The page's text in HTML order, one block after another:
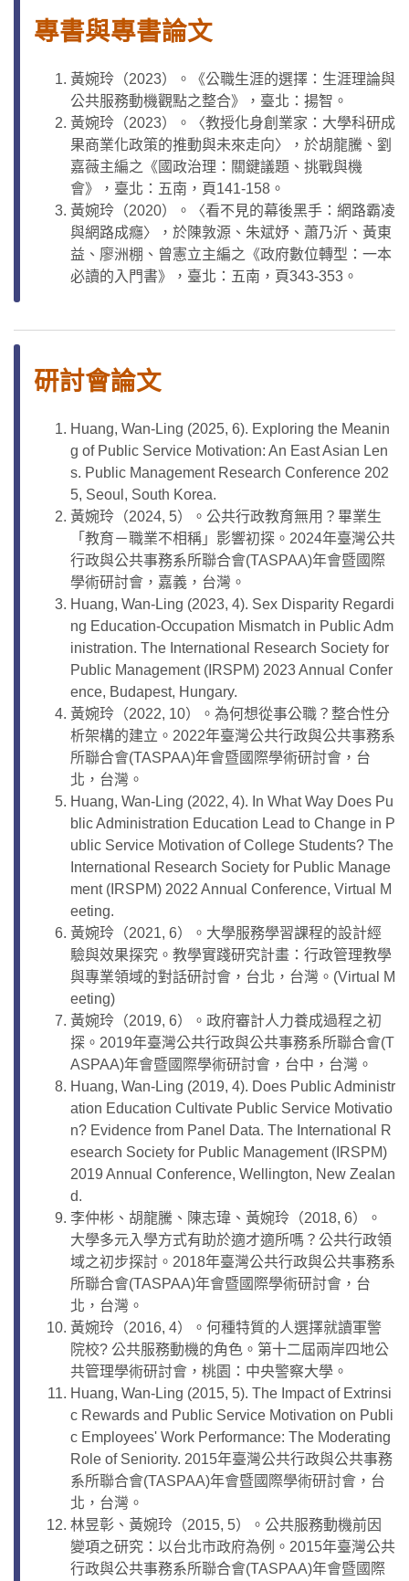
專書與專書論文
黃婉玲（2023）。《公職生涯的選擇：生涯理論與
公共服務動機觀點之整合》，臺北：揚智。
黃婉玲（2023）。〈教授化身創業家：大學科研成
果商業化政策的推動與未來走向〉，於胡龍騰、劉
嘉薇主編之《國政治理：關鍵議題、挑戰與機
會》，臺北：五南，頁141-158。
黃婉玲（2020）。〈看不見的幕後黑手：網路霸凌
與網路成癮〉，於陳敦源、朱斌妤、蕭乃沂、黃東
益、廖洲棚、曾憲立主編之《政府數位轉型：一本
必讀的入門書》，臺北：五南，頁343-353。
研討會論文
Huang, Wan-Ling (2025, 6). Exploring the Meanin
g of Public Service Motivation: An East Asian Len
s. Public Management Research Conference 202
5, Seoul, South Korea.
黃婉玲（2024, 5）。公共行政教育無用？畢業生
「教育－職業不相稱」影響初探。2024年臺灣公共
行政與公共事務系所聯合會(TASPAA)年會暨國際
學術研討會，嘉義，台灣。
Huang, Wan-Ling (2023, 4). Sex Disparity Regardi
ng Education-Occupation Mismatch in Public Adm
inistration. The International Research Society for
Public Management (IRSPM) 2023 Annual Confer
ence, Budapest, Hungary.
黃婉玲（2022, 10）。為何想從事公職？整合性分
析架構的建立。2022年臺灣公共行政與公共事務系
所聯合會(TASPAA)年會暨國際學術研討會，台
北，台灣。
Huang, Wan-Ling (2022, 4). In What Way Does Pu
blic Administration Education Lead to Change in P
ublic Service Motivation of College Students? The
International Research Society for Public Manage
ment (IRSPM) 2022 Annual Conference, Virtual M
eeting.
黃婉玲（2021, 6）。大學服務學習課程的設計經
驗與效果探究。教學實踐研究計畫：行政管理教學
與專業領域的對話研討會，台北，台灣。(Virtual M
eeting)
黃婉玲（2019, 6）。政府審計人力養成過程之初
探。2019年臺灣公共行政與公共事務系所聯合會(T
ASPAA)年會暨國際學術研討會，台中，台灣。
Huang, Wan-Ling (2019, 4). Does Public Administr
ation Education Cultivate Public Service Motivatio
n? Evidence from Panel Data. The International R
esearch Society for Public Management (IRSPM)
2019 Annual Conference, Wellington, New Zealan
d.
李仲彬、胡龍騰、陳志瑋、黃婉玲（2018, 6）。
大學多元入學方式有助於適才適所嗎？公共行政領
域之初步探討。2018年臺灣公共行政與公共事務系
所聯合會(TASPAA)年會暨國際學術研討會，台
北，台灣。
黃婉玲（2016, 4）。何種特質的人選擇就讀軍警
院校? 公共服務動機的角色。第十二屆兩岸四地公
共管理學術研討會，桃園：中央警察大學。
Huang, Wan-Ling (2015, 5). The Impact of Extrinsi
c Rewards and Public Service Motivation on Publi
c Employees' Work Performance: The Moderating
Role of Seniority. 2015年臺灣公共行政與公共事務
系所聯合會(TASPAA)年會暨國際學術研討會，台
北，台灣。
林昱彰、黃婉玲（2015, 5）。公共服務動機前因
變項之研究：以台北市政府為例。2015年臺灣公共
行政與公共事務系所聯合會(TASPAA)年會暨國際